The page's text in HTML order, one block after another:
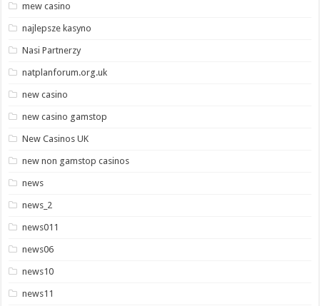
mew casino
najlepsze kasyno
Nasi Partnerzy
natplanforum.org.uk
new casino
new casino gamstop
New Casinos UK
new non gamstop casinos
news
news_2
news011
news06
news10
news11